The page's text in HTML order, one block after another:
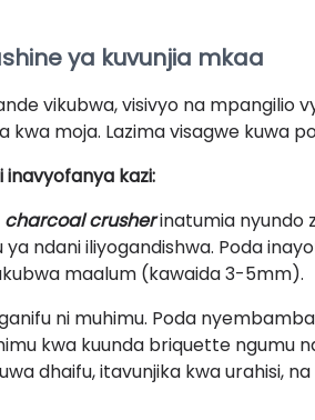
ya kuvunjia mkaa
vikubwa, visivyo na mpangilio
kwa moja. Lazima visagwe kuwa
inavyofanya kazi:
charcoal crusherinatumia nyundo
ya ndani iliyogandishwa. Poda
maalum (kawaida 3-5mm).
ni muhimu. Poda
kwa kuunda briquette ngumu
dhaifu, itavunjika kwa urahisi,